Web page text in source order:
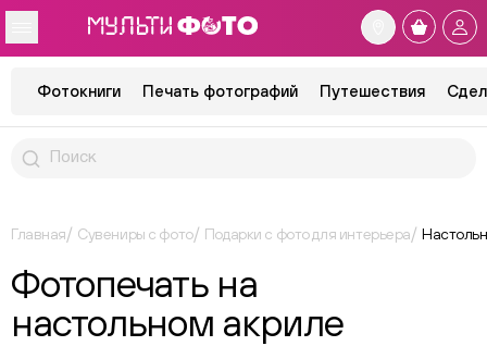
Фотокниги Печать фотографий Путешествия
Главная Сувениры с фото Подарки с фото для интерьера
Фотопечать на
настольном акриле